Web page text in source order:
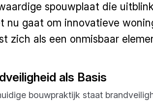
spouwplaat die
nu gaat om innovatieve
zich als een onmisbaar
als Basis
bouwpraktijk staat